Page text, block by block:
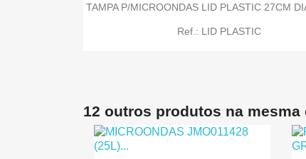
TAMPA P/MICROONDAS LID PLASTIC 27CM
Ref.: LID PLASTIC
12 outros produtos na mesma